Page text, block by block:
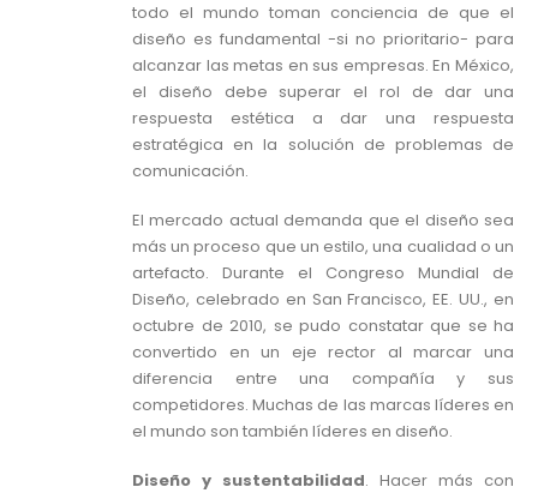
todo el mundo toman conciencia de que el
diseño es fundamental -si no prioritario- para
alcanzar las metas en sus empresas. En México,
el diseño debe superar el rol de dar una
respuesta estética a dar una respuesta
estratégica en la solución de problemas de
comunicación.
El mercado actual demanda que el diseño sea
más un proceso que un estilo, una cualidad o un
artefacto. Durante el Congreso Mundial de
Diseño, celebrado en San Francisco, EE. UU., en
octubre de 2010, se pudo constatar que se ha
convertido en un eje rector al marcar una
diferencia entre una compañía y sus
competidores. Muchas de las marcas líderes en
el mundo son también líderes en diseño.
Diseño y sustentabilidad. Hacer más con